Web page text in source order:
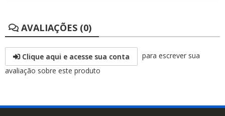
AVALIAÇÕES (0)
Clique aqui e acesse sua conta
para escrever sua
avaliação sobre este produto